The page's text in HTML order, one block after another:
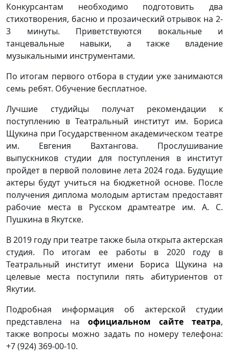
Конкурсантам необходимо подготовить два
стихотворения, басню и прозаический отрывок на 2-
3 минуты. Приветствуются вокальные и
танцевальные навыки, а также владение
музыкальными инструментами.
По итогам первого отбора в студии уже занимаются
семь ребят. Обучение бесплатное.
Лучшие студийцы получат рекомендации к
поступлению в Театральный институт им. Бориса
Щукина при Государственном академическом театре
им. Евгения Вахтангова. Прослушивание
выпускников студии для поступления в институт
пройдет в первой половине лета 2024 года. Будущие
актеры будут учиться на бюджетной основе. После
получения диплома молодым артистам предоставят
рабочие места в Русском драмтеатре им. А. С.
Пушкина в Якутске.
В 2019 году при театре также была открыта актерская
студия. По итогам ее работы в 2020 году в
Театральный институт имени Бориса Щукина на
целевые места поступили пять абитуриентов от
Якутии.
Подробная информация об актерской студии
представлена на официальном сайте театра,
также вопросы можно задать по номеру телефона:
+7 (924) 369-00-10.